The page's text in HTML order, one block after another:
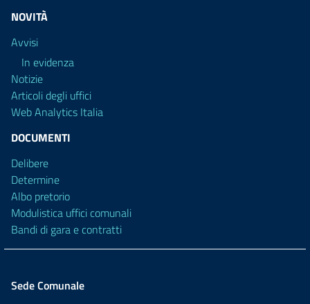
NOVITÀ
Avvisi
In evidenza
Notizie
Articoli degli uffici
Web Analytics Italia
DOCUMENTI
Delibere
Determine
Albo pretorio
Modulistica uffici comunali
Bandi di gara e contratti
Sede Comunale